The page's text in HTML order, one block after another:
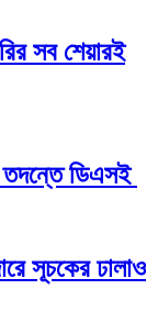
সব শেয়ারই
তদন্তে ডিএসই
সূচকের ঢালাও